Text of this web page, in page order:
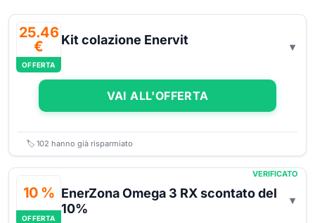
25.46
€
OFFERTA
Kit colazione Enervit
VAI ALL'OFFERTA
🏷️ 102 hanno già risparmiato
10 %
OFFERTA
VERIFICATO
EnerZona Omega 3 RX scontato del
10%